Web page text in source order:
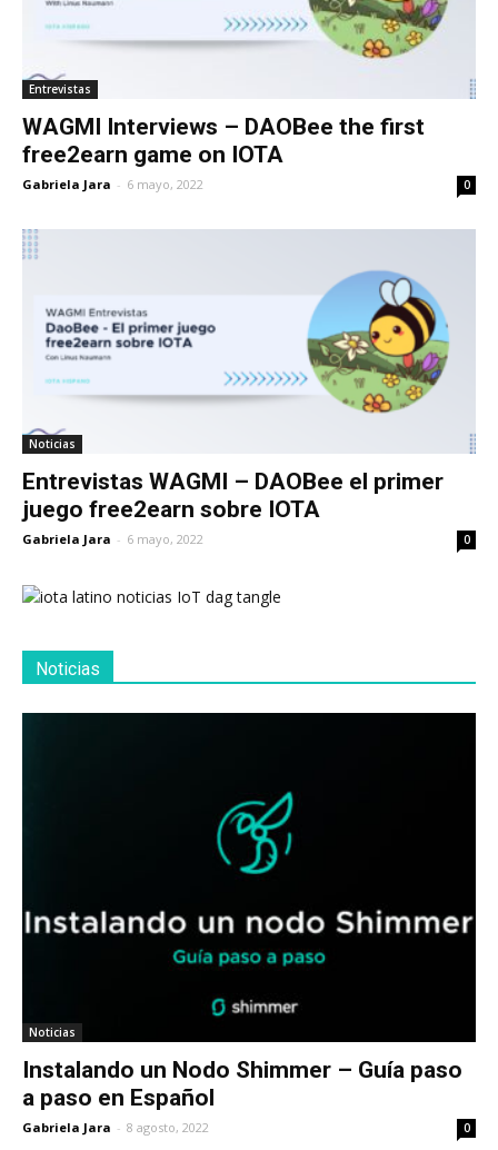
Entrevistas
WAGMI Interviews – DAOBee the first
free2earn game on IOTA
Gabriela Jara - 6 mayo, 2022 0
Noticias
Entrevistas WAGMI – DAOBee el primer
juego free2earn sobre IOTA
Gabriela Jara - 6 mayo, 2022 0
Noticias
Noticias
Instalando un Nodo Shimmer – Guía paso
a paso en Español
Gabriela Jara - 8 agosto, 2022 0